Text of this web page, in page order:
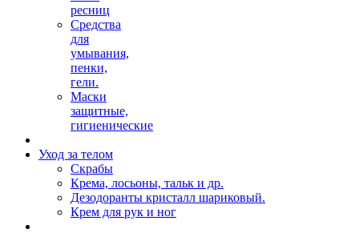
ресниц
Средства
для
умывания,
пенки,
гели.
Маски
защитные,
гигиенические
Уход за телом
Скрабы
Крема, лосьоны, тальк и др.
Дезодоранты кристалл шариковый.
Крем для рук и ног